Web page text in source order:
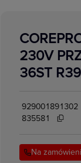
230V
36ST R39
929001891302
835581
Na